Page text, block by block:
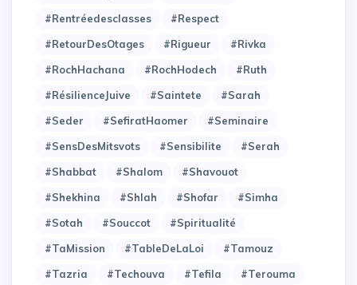
#Rentréedesclasses
#Respect
#RetourDesOtages
#Rigueur
#Rivka
#RochHachana
#RochHodech
#Ruth
#RésilienceJuive
#Saintete
#Sarah
#Seder
#SefiratHaomer
#Seminaire
#SensDesMitsvots
#Sensibilite
#Serah
#Shabbat
#Shalom
#Shavouot
#Shekhina
#Shlah #Shofar
#Simha
#Sotah
#Souccot
#Spiritualité
#TaMission
#TableDeLaLoi
#Tamouz
#Tazria
#Techouva #Tefila
#Terouma